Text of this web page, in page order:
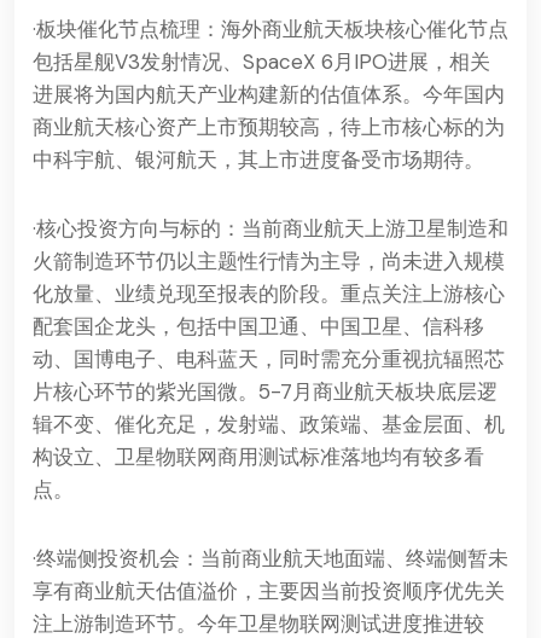
·板块催化节点梳理：海外商业航天板块核心催化节点
包括星舰V3发射情况、SpaceX 6月IPO进展，相关
进展将为国内航天产业构建新的估值体系。今年国内
商业航天核心资产上市预期较高，待上市核心标的为
中科宇航、银河航天，其上市进度备受市场期待。
·核心投资方向与标的：当前商业航天上游卫星制造和
火箭制造环节仍以主题性行情为主导，尚未进入规模
化放量、业绩兑现至报表的阶段。重点关注上游核心
配套国企龙头，包括中国卫通、中国卫星、信科移
动、国博电子、电科蓝天，同时需充分重视抗辐照芯
片核心环节的紫光国微。5-7月商业航天板块底层逻
辑不变、催化充足，发射端、政策端、基金层面、机
构设立、卫星物联网商用测试标准落地均有较多看
点。
·终端侧投资机会：当前商业航天地面端、终端侧暂未
享有商业航天估值溢价，主要因当前投资顺序优先关
注上游制造环节。今年卫星物联网测试进度推进较